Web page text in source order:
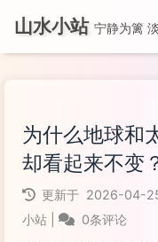
山水小站 宁静为篱
为什么地球和
却看起来不变
更新于 2026-04-
小站
0条评论